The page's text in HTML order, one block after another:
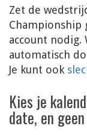
Zet de
Championship
account nodig.
automatisch
Je kunt ook
Kies je
date, en